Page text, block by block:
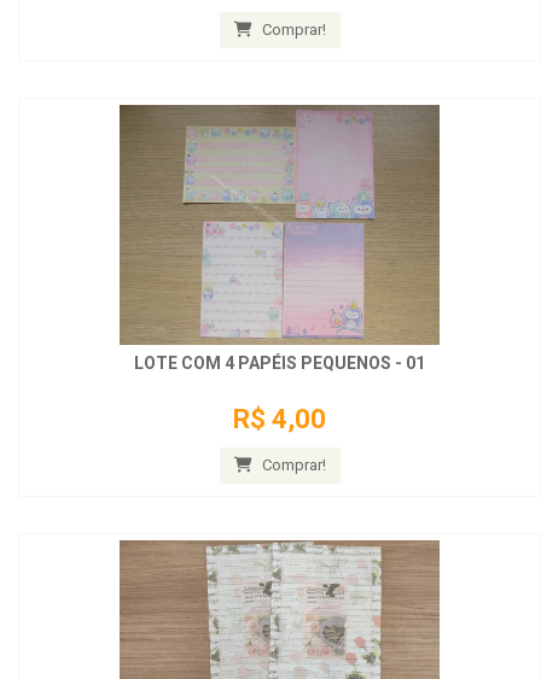
Comprar!
LOTE COM 4 PAPÉIS PEQUENOS - 01
R$ 4,00
Comprar!